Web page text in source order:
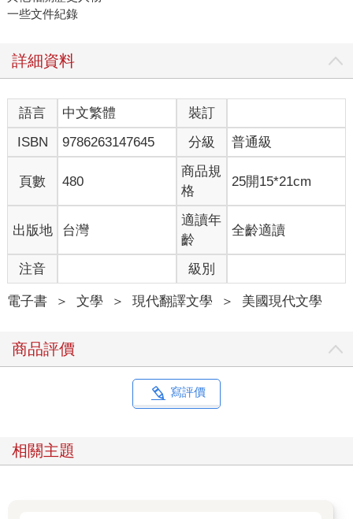
一些文件紀錄
詳細資料
語言 中文繁體
裝訂
ISBN
9786263147645 分級 普通級
頁數 480
商品規
格
25開15*21cm
出版地 台灣
適讀年
齡
全齡適讀
注音 級別
電子書 ＞ 文學 ＞ 現代翻譯文學 ＞ 美國現代文學
商品評價
寫評價
相關主題